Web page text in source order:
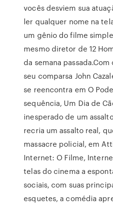
vocês desviem sua
ler qualquer nome na
um gênio do filme
mesmo diretor de 12
da semana
seu comparsa John
se reencontra em O
sequência, Um Dia de
inesperado de um
recria um assalto real,
massacre policial, em
Internet: O Filme,
telas do cinema a
sociais, com suas
esquetes, a comédia